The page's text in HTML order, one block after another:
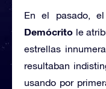
En el pasado,
Demócrito le
estrellas
resultaban
usando por